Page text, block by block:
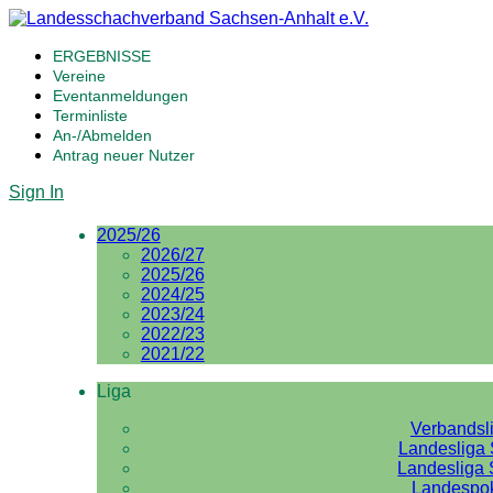
ERGEBNISSE
Vereine
Eventanmeldungen
Terminliste
An-/Abmelden
Antrag neuer Nutzer
Sign In
2025/26
2026/27
2025/26
2024/25
2023/24
2022/23
2021/22
Liga
Landesliga
Landesliga